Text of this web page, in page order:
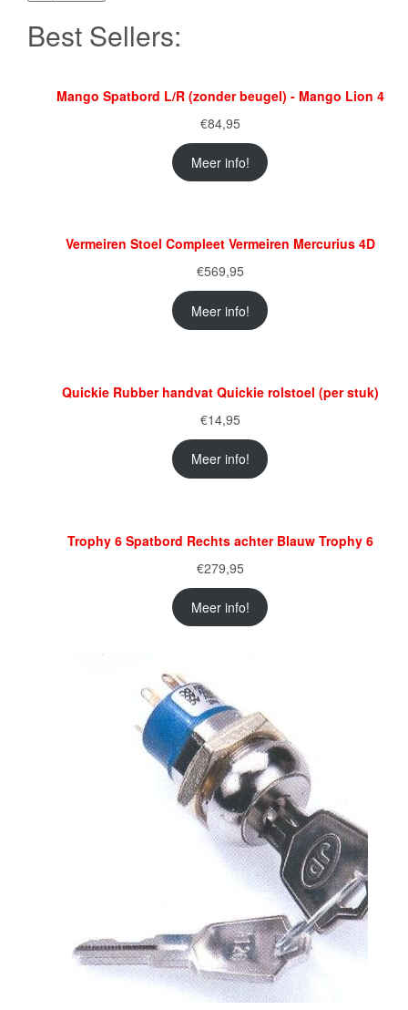
Best Sellers:
Mango Spatbord L/R (zonder beugel) - Mango Lion 4
€84,95
Meer info!
Vermeiren Stoel Compleet Vermeiren Mercurius 4D
€569,95
Meer info!
Quickie Rubber handvat Quickie rolstoel (per stuk)
€14,95
Meer info!
Trophy 6 Spatbord Rechts achter Blauw Trophy 6
€279,95
Meer info!